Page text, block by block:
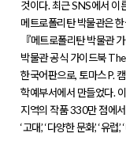
것이다. 최근 SNS에서 이
메트로폴리탄 박물관은
『메트로폴리탄 박물관
박물관 공식 가이드북
한국어판으로, 토마스 P.
학예부서에서 만들었다.
지역의 작품 330만 점에
‘고대’, ‘다양한 문화’, ‘유